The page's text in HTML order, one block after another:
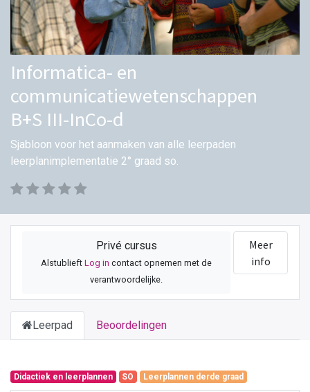
Informatica- en
communicatiewetenschappen
B+S III-InCo-d
Sjabloon voor het aanmaken van alle leerpaden
leerplanimplementatie 2° graad so.
Privé cursus
AlstublieftLog in contact opnemen met de
verantwoordelijke.
Meer
info
Leerpad Beoordelingen
Didactiek en leerplannen SO Leerplannen derde graad